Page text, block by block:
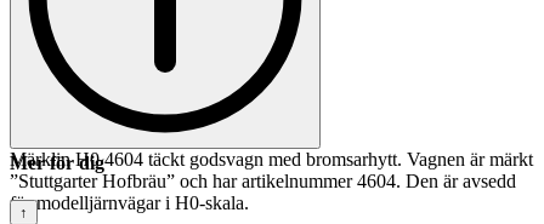
Märklin H0 4604 täckt godsvagn med bromsarhytt. Vagnen är märkt
”Stuttgarter Hofbräu” och har artikelnummer 4604. Den är avsedd
för modelljärnvägar i H0-skala.
Mer för dig
↑